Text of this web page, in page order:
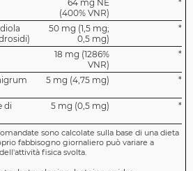
64 mg NE
(400% VNR)
*
50 mg (1,5 mg;
0,5 mg)
*
18 mg (1286%
VNR)
*
5 mg (4,75 mg) *
di
5 mg (0,5 mg) *
sono calcolate sulla base di una dieta
fabbisogno giornaliero può variare a
fisica svolta.